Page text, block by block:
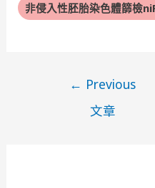
非侵入性胚胎染色體篩檢
← Previous
文章